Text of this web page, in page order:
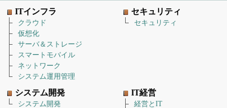
ITインフラ
クラウド
仮想化
サーバ＆ストレージ
スマートモバイル
ネットワーク
システム運用管理
セキュリティ
セキュリティ
システム開発
システム開発
IT経営
経営とIT